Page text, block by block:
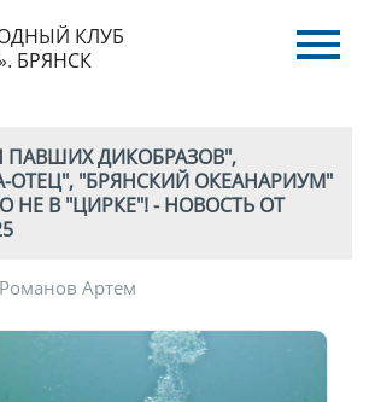
КЛУБ
БРЯНСК
ПАВШИХ ДИКОБРАЗОВ",
ОТЕЦ", "БРЯНСКИЙ ОКЕАНАРИУМ"
НЕ В "ЦИРКЕ"! - НОВОСТЬ ОТ
Артем